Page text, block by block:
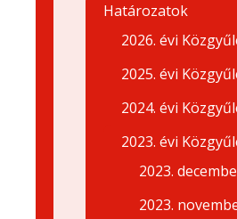
Határozatok
2026. évi
2025. évi
2024. évi
2023. évi
2023.
2023.